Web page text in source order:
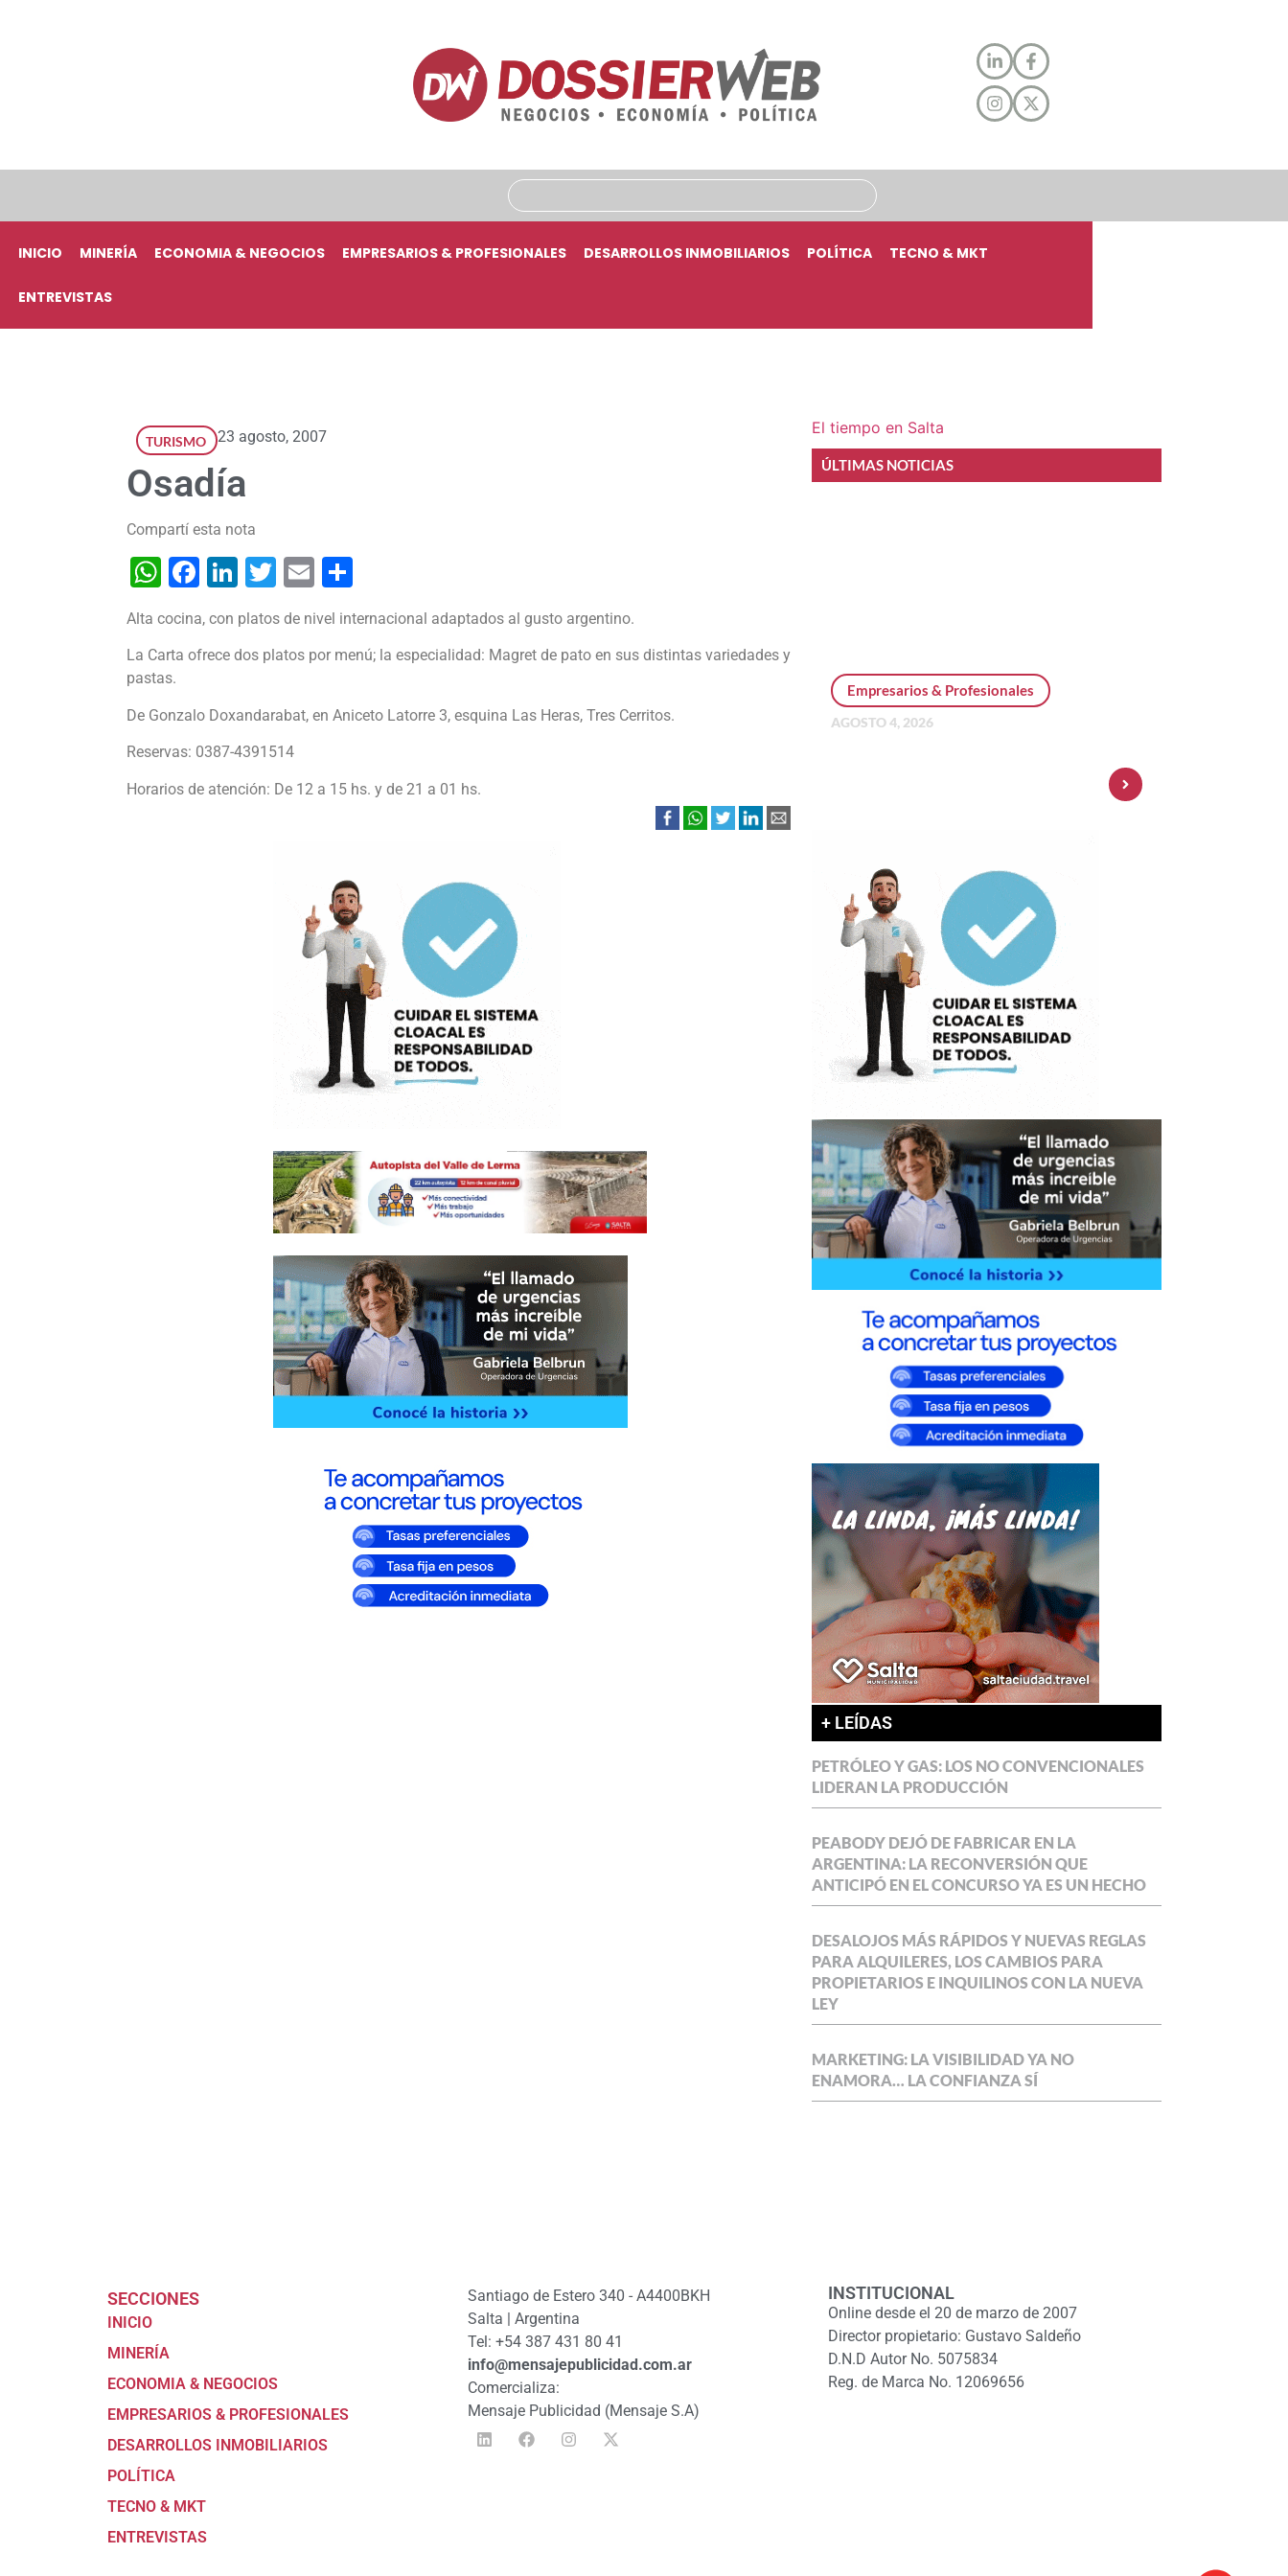
INICIO MINERÍA ECONOMIA & NEGOCIOS EMPRESARIOS & PROFESIONALES DESARROLLOS INMOBILIARIOS POLÍTICA TECNO & MKT
ENTREVISTAS
TURISMO 23 agosto, 2007
Osadía
Compartí esta nota
WhatsApp
Facebook
LinkedIn
Twitter
Email
Alta cocina, con platos de nivel internacional adaptados al gusto argentino.
La Carta ofrece dos platos por menú; la especialidad: Magret de pato en sus distintas variedades y
pastas.
De Gonzalo Doxandarabat, en Aniceto Latorre 3, esquina Las Heras, Tres Cerritos.
Reservas: 0387-4391514
Horarios de atención: De 12 a 15 hs. y de 21 a 01 hs.
El tiempo en Salta
ÚLTIMAS NOTICIAS
Empresarios & Profesionales
AGOSTO 4, 2026
+ LEÍDAS
PETRÓLEO Y GAS: LOS NO CONVENCIONALES
LIDERAN LA PRODUCCIÓN
PEABODY DEJÓ DE FABRICAR EN LA
ARGENTINA: LA RECONVERSIÓN QUE
ANTICIPÓ EN EL CONCURSO YA ES UN HECHO
DESALOJOS MÁS RÁPIDOS Y NUEVAS REGLAS
PARA ALQUILERES, LOS CAMBIOS PARA
PROPIETARIOS E INQUILINOS CON LA NUEVA
LEY
MARKETING: LA VISIBILIDAD YA NO
ENAMORA… LA CONFIANZA SÍ
SECCIONES
INICIO
MINERÍA
ECONOMIA & NEGOCIOS
EMPRESARIOS & PROFESIONALES
DESARROLLOS INMOBILIARIOS
POLÍTICA
TECNO & MKT
ENTREVISTAS
Santiago de Estero 340 - A4400BKH
Salta | Argentina
Tel: +54 387 431 80 41
info@mensajepublicidad.com.ar
Comercializa:
Mensaje Publicidad (Mensaje S.A)
INSTITUCIONAL
Online desde el 20 de marzo de 2007
Director propietario: Gustavo Saldeño
D.N.D Autor No. 5075834
Reg. de Marca No. 12069656